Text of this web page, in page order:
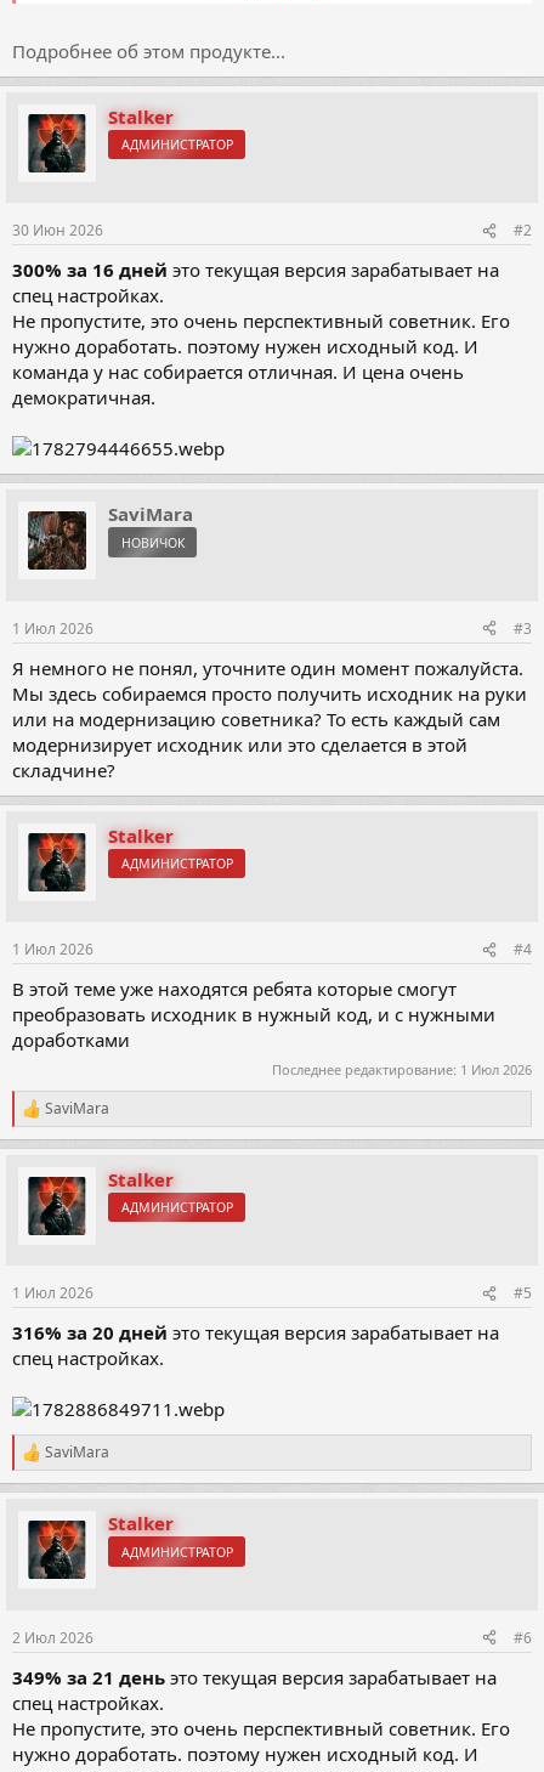
Зачем нужна доработка?
Повысить надежность работы— оптимизировать
архитектуру кода, устранить возможные слабые места и
сделать работу советника более стабильной.
Перевести...
Подробнее об этом продукте...
Stalker
АДМИНИСТРАТОР
30 Июн 2026 #2
300% за 16 дней это текущая версия зарабатывает на
спец настройках.
Не пропустите, это очень перспективный советник. Его
нужно доработать. поэтому нужен исходный код. И
команда у нас собирается отличная. И цена очень
демократичная.
SaviMara
НОВИЧОК
1 Июл 2026 #3
Я немного не понял, уточните один момент пожалуйста.
Мы здесь собираемся просто получить исходник на руки
или на модернизацию советника? То есть каждый сам
модернизирует исходник или это сделается в этой
складчине?
Stalker
АДМИНИСТРАТОР
1 Июл 2026 #4
В этой теме уже находятся ребята которые смогут
преобразовать исходник в нужный код, и с нужными
доработками
Последнее редактирование: 1 Июл 2026
Р
е
а
ц
и
SaviMara
Stalker
АДМИНИСТРАТОР
1 Июл 2026 #5
316% за 20 дней это текущая версия зарабатывает на
спец настройках.
Р
е
а
ц
и
SaviMara
Stalker
АДМИНИСТРАТОР
2 Июл 2026 #6
349% за 21 день это текущая версия зарабатывает на
спец настройках.
Не пропустите, это очень перспективный советник. Его
нужно доработать. поэтому нужен исходный код. И